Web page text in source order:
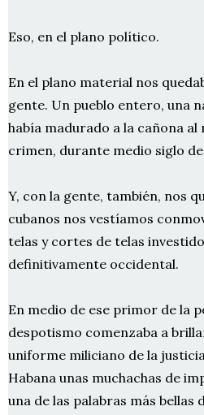
Eso, en el plano político.
En el plano material nos
gente. Un pueblo entero, una
había madurado a la cañona
crimen, durante medio siglo
Y, con la gente, también, nos
cubanos nos vestíamos
telas y cortes de telas
definitivamente occidental.
En medio de ese primor de la
despotismo comenzaba a
uniforme miliciano de la
Habana unas muchachas de
una de las palabras más bellas